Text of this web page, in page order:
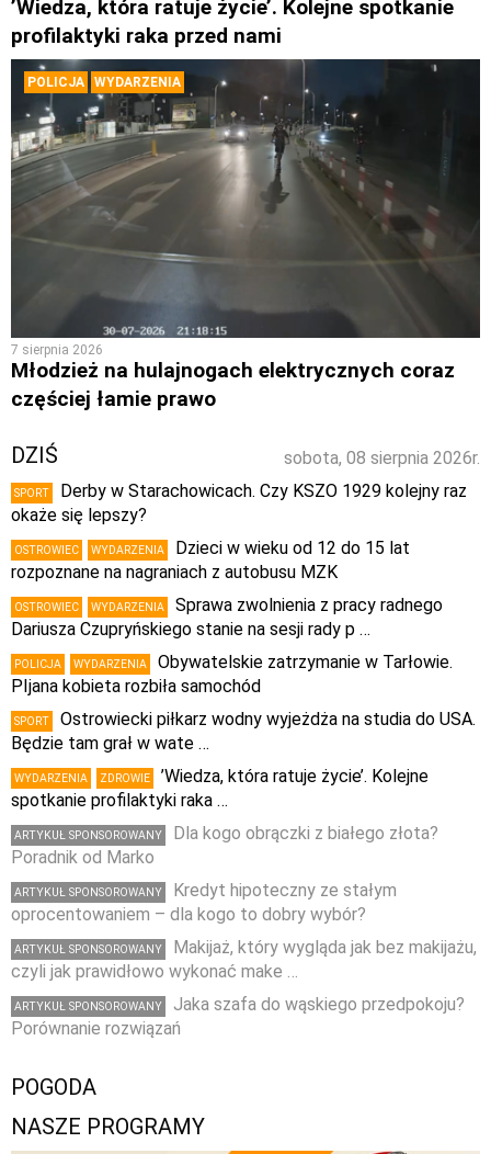
’Wiedza, która ratuje życie’. Kolejne spotkanie
profilaktyki raka przed nami
POLICJA WYDARZENIA
7 sierpnia 2026
Młodzież na hulajnogach elektrycznych coraz
częściej łamie prawo
sobota, 08 sierpnia 2026r.
DZIŚ
SPORT
Derby w Starachowicach. Czy KSZO 1929 kolejny raz
okaże się lepszy?
OSTROWIEC WYDARZENIA
Dzieci w wieku od 12 do 15 lat
rozpoznane na nagraniach z autobusu MZK
OSTROWIEC WYDARZENIA
Sprawa zwolnienia z pracy radnego
Dariusza Czupryńskiego stanie na sesji rady p …
POLICJA WYDARZENIA
Obywatelskie zatrzymanie w Tarłowie.
PIjana kobieta rozbiła samochód
SPORT
Ostrowiecki piłkarz wodny wyjeżdża na studia do USA.
Będzie tam grał w wate …
WYDARZENIA ZDROWIE
’Wiedza, która ratuje życie’. Kolejne
spotkanie profilaktyki raka …
ARTYKUŁ SPONSOROWANY
Dla kogo obrączki z białego złota?
Poradnik od Marko
ARTYKUŁ SPONSOROWANY
Kredyt hipoteczny ze stałym
oprocentowaniem – dla kogo to dobry wybór?
ARTYKUŁ SPONSOROWANY
Makijaż, który wygląda jak bez makijażu,
czyli jak prawidłowo wykonać make …
ARTYKUŁ SPONSOROWANY
Jaka szafa do wąskiego przedpokoju?
Porównanie rozwiązań
POGODA
NASZE PROGRAMY